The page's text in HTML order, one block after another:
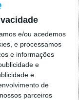
e/ou acedemos
e processamos
e informações
e
e
de
parceiros
gráfica
monitores
(3840×2160
para que os